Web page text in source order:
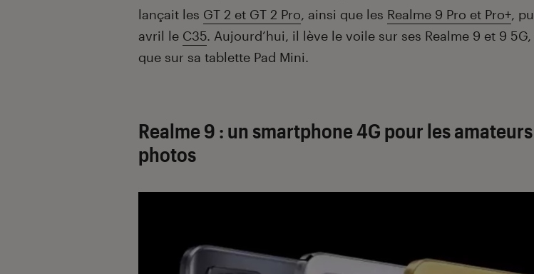
lançait les GT 2 et GT 2 Pro, ainsi que les Realme 9 Pro et Pro+,
avril le C35. Aujourd’hui, il lève le voile sur ses Realme 9 et 9 5G,
que sur sa tablette Pad Mini.
Realme 9 : un smartphone 4G pour les
photos